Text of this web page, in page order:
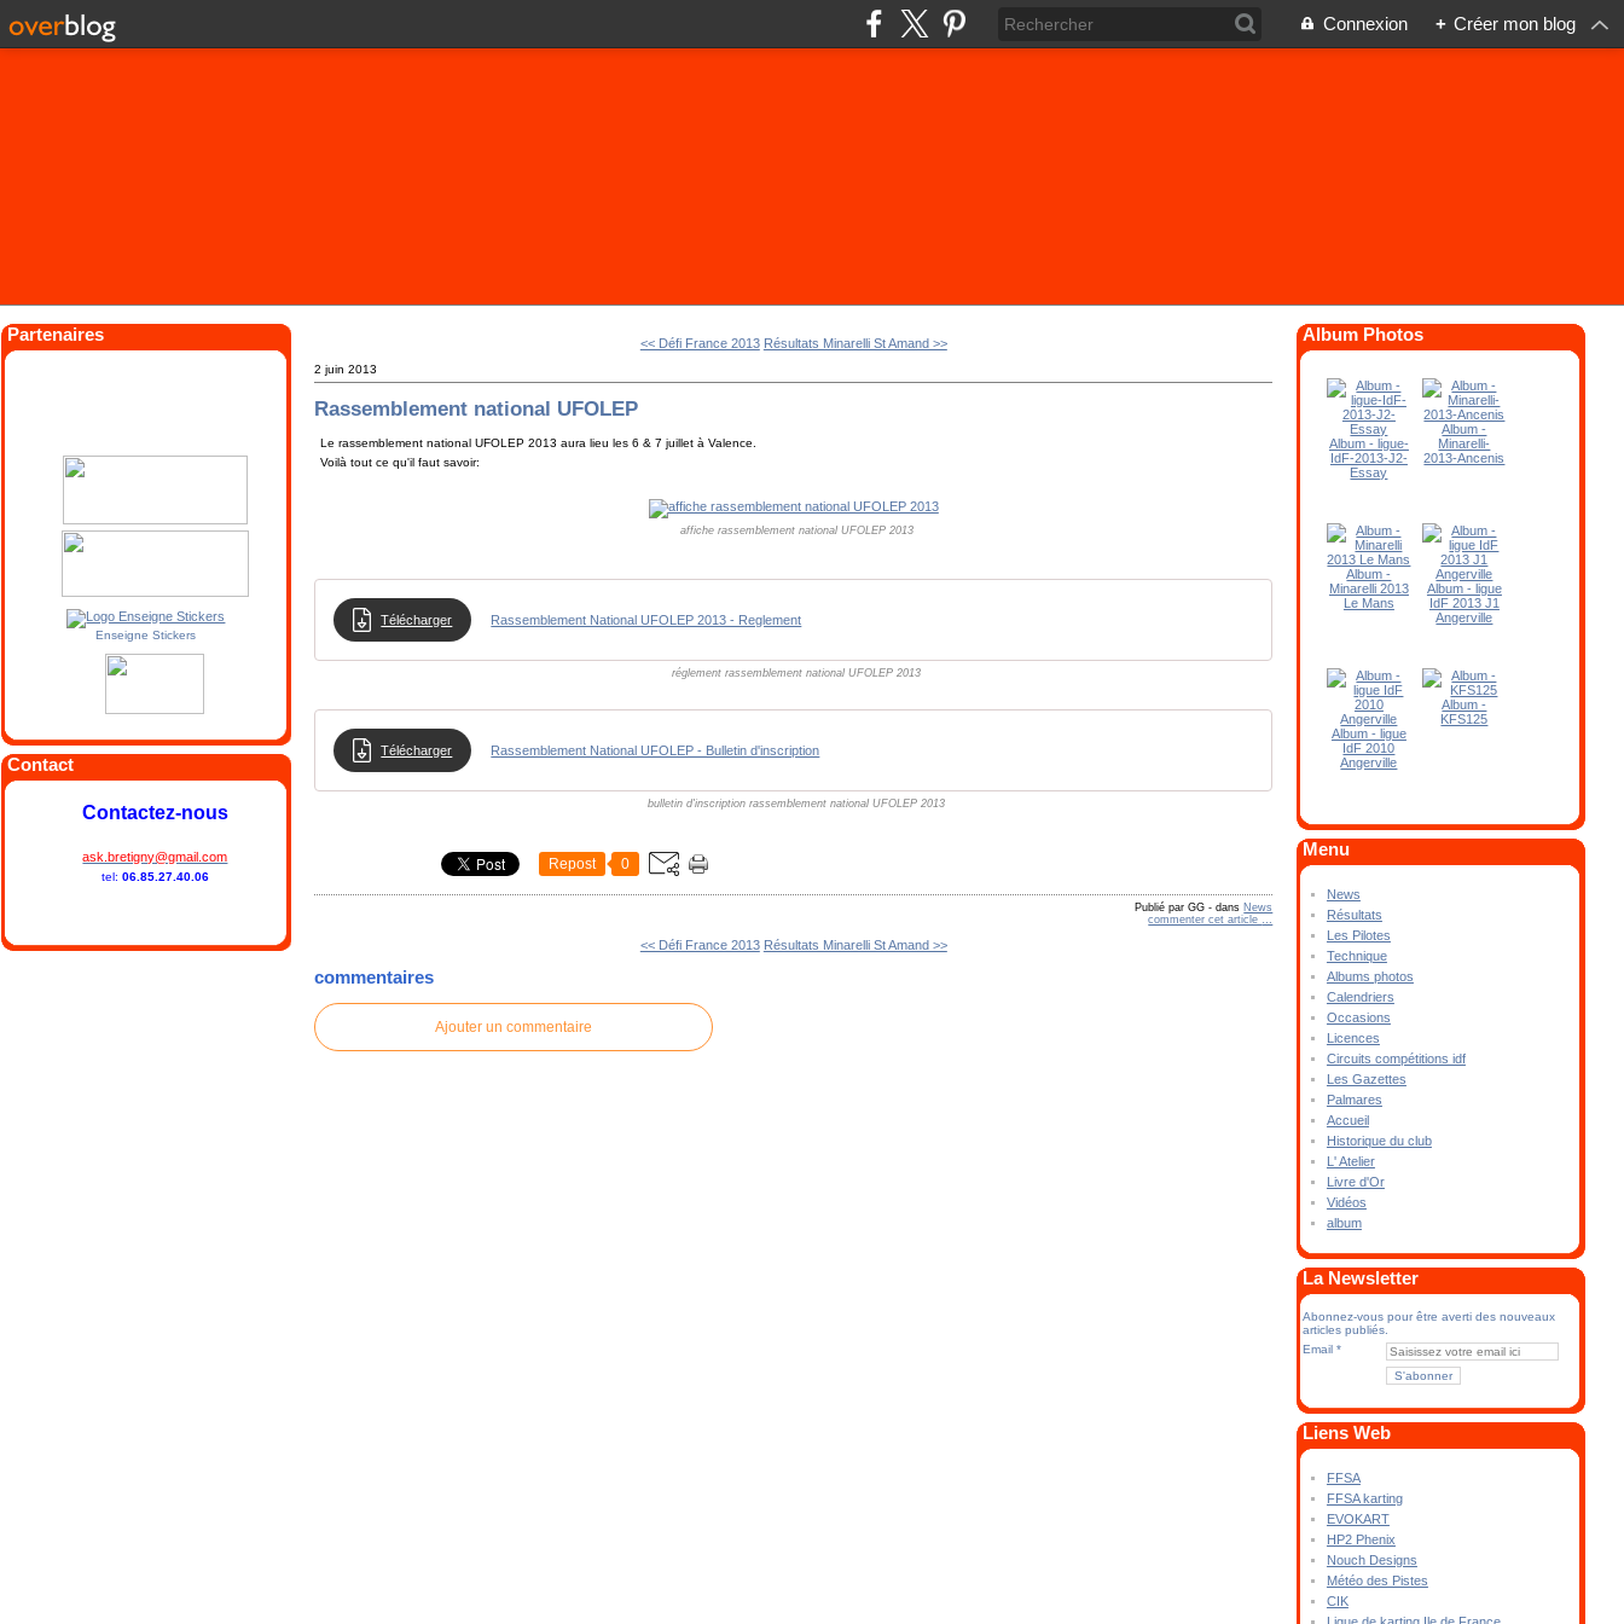
Connexion + Créer mon blog
Partenaires
Enseigne Stickers
Contact
Contactez-nous
ask.bretigny@gmail.com
tel: 06.85.27.40.06
<< Défi France 2013 Résultats Minarelli St Amand >>
2 juin 2013
Rassemblement national UFOLEP
Le rassemblement national UFOLEP 2013 aura lieu les 6 & 7 juillet à Valence.
Voilà tout ce qu'il faut savoir:
affiche rassemblement national UFOLEP 2013
Télécharger Rassemblement National UFOLEP 2013 - Reglement
réglement rassemblement national UFOLEP 2013
Télécharger Rassemblement National UFOLEP - Bulletin d'inscription
bulletin d'inscription rassemblement national UFOLEP 2013
Repost 0
Publié par GG - dans News
commenter cet article
<< Défi France 2013 Résultats Minarelli St Amand >>
commentaires
Ajouter un commentaire
Album Photos
Album - ligue-
IdF-2013-J2-
Essay
Album -
Minarelli-
2013-Ancenis
Album -
Minarelli 2013
Le Mans
Album - ligue
IdF 2013 J1
Angerville
Album - ligue
IdF 2010
Angerville
Album -
KFS125
Menu
News
Résultats
Les Pilotes
Technique
Albums photos
Calendriers
Occasions
Licences
Circuits compétitions idf
Les Gazettes
Palmares
Accueil
Historique du club
L' Atelier
Livre d'Or
Vidéos
album
La Newsletter
Abonnez-vous pour être averti des nouveaux
articles publiés.
Email
Liens Web
FFSA
FFSA karting
EVOKART
HP2 Phenix
Nouch Designs
Météo des Pistes
CIK